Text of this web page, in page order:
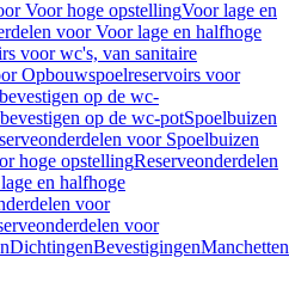
Voor hoge opstellingVoor lage en
voor Voor lage en halfhoge
voor wc's, van sanitaire
Opbouwspoelreservoirs voor
op de wc-
op de wc-potSpoelbuizen
voor Spoelbuizen
hoge opstellingReserveonderdelen
en halfhoge
voor
voor
DichtingenBevestigingenManchetten